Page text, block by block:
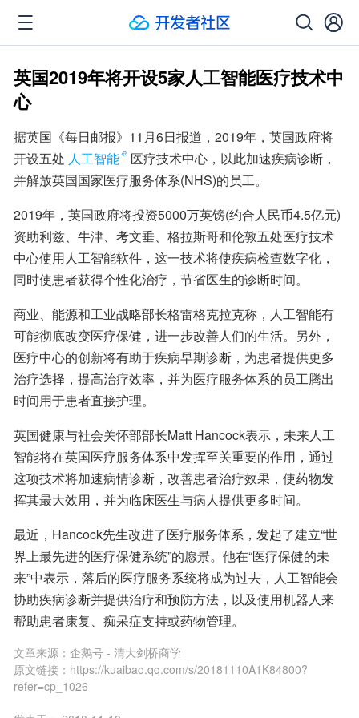
英国2019年将开设5家人工智能医疗技术中
心
据英国《每日邮报》11月6日报道，2019年，英国政府将
开设五处 人工智能
医疗技术中心，以此加速疾病诊断，
并解放英国国家医疗服务体系(NHS)的员工。
2019年，英国政府将投资5000万英镑(约合人民币4.5亿元)
资助利兹、牛津、考文垂、格拉斯哥和伦敦五处医疗技术
中心使用人工智能软件，这一技术将使疾病检查数字化，
同时使患者获得个性化治疗，节省医生的诊断时间。
商业、能源和工业战略部长格雷格克拉克称，人工智能有
可能彻底改变医疗保健，进一步改善人们的生活。另外，
医疗中心的创新将有助于疾病早期诊断，为患者提供更多
治疗选择，提高治疗效率，并为医疗服务体系的员工腾出
时间用于患者直接护理。
英国健康与社会关怀部部长Matt Hancock表示，未来人工
智能将在英国医疗服务体系中发挥至关重要的作用，通过
这项技术将加速病情诊断，改善患者治疗效果，使药物发
挥其最大效用，并为临床医生与病人提供更多时间。
最近，Hancock先生改进了医疗服务体系，发起了建立“世
界上最先进的医疗保健系统”的愿景。他在“医疗保健的未
来”中表示，落后的医疗服务系统将成为过去，人工智能会
协助疾病诊断并提供治疗和预防方法，以及使用机器人来
帮助患者康复、痴呆症支持或药物管理。
文章来源： 企鹅号 - 清大剑桥商学
原文链接： https://kuaibao.qq.com/s/20181110A1K84800?
refer=cp_1026